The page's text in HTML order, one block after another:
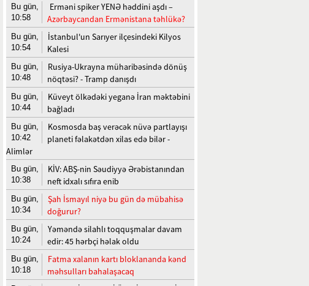
Bu gün,
10:58
Erməni spiker YENƏ həddini aşdı –
Azərbaycandan Ermənistana təhlükə?
Bu gün,
10:54
İstanbul'un Sarıyer ilçesindeki Kilyos
Kalesi
Bu gün,
10:48
Rusiya-Ukrayna müharibəsində dönüş
nöqtəsi? - Tramp danışdı
Bu gün,
10:44
Küveyt ölkədəki yeganə İran məktəbini
bağladı
Bu gün,
10:42
Kosmosda baş verəcək nüvə partlayışı
planeti fəlakətdən xilas edə bilər -
Alimlər
Bu gün,
10:38
KİV: ABŞ-nin Səudiyyə Ərəbistanından
neft idxalı sıfıra enib
Bu gün,
10:34
Şah İsmayıl niyə bu gün də mübahisə
doğurur?
Bu gün,
10:24
Yəməndə silahlı toqquşmalar davam
edir: 45 hərbçi həlak oldu
Bu gün,
10:18
Fatma xalanın kartı bloklananda kənd
məhsulları bahalaşacaq